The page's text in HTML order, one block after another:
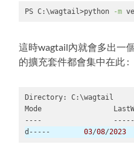
PS C:\wagtail>python -m
PowerShell
( powershell )
這時wagtail內就會多出一
的擴充套件都會集中在此 :
d----- 03/08/2023